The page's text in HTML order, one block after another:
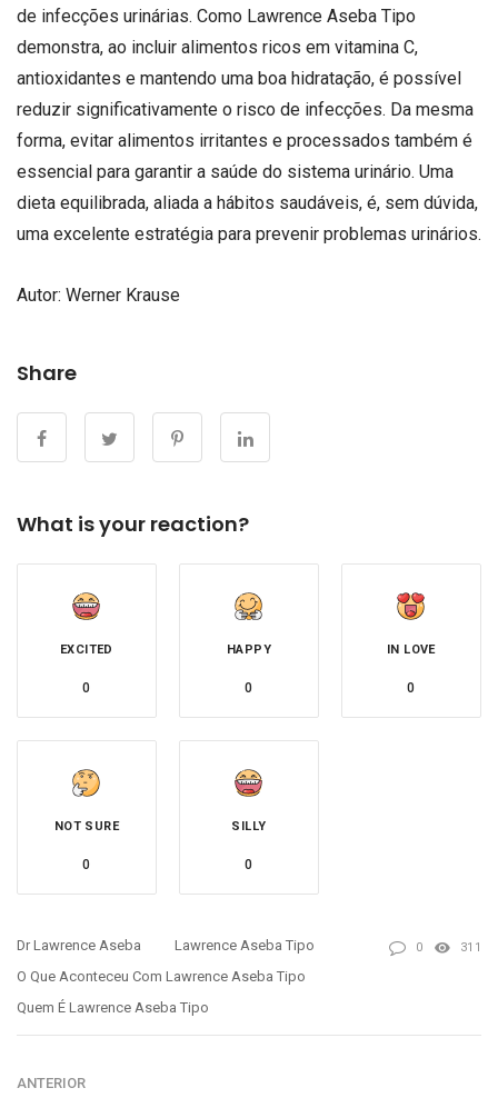
de infecções urinárias. Como Lawrence Aseba Tipo
demonstra, ao incluir alimentos ricos em vitamina C,
antioxidantes e mantendo uma boa hidratação, é possível
reduzir significativamente o risco de infecções. Da mesma
forma, evitar alimentos irritantes e processados também é
essencial para garantir a saúde do sistema urinário. Uma
dieta equilibrada, aliada a hábitos saudáveis, é, sem dúvida,
uma excelente estratégia para prevenir problemas urinários.
Autor: Werner Krause
Share
What is your reaction?
EXCITED
0
HAPPY
0
IN LOVE
0
NOT SURE
0
SILLY
0
Dr Lawrence Aseba
Lawrence Aseba Tipo
O Que Aconteceu Com Lawrence Aseba Tipo
Quem É Lawrence Aseba Tipo
0 311
ANTERIOR